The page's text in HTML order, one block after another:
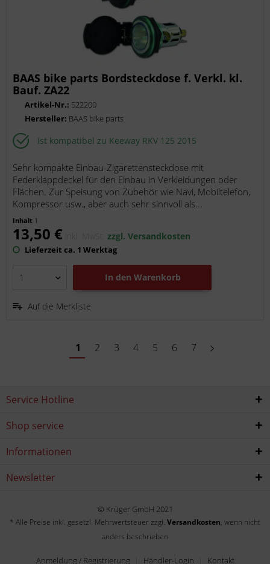
BAAS bike parts Bordsteckdose f. Verkl. kl.
Bauf. ZA22
Artikel-Nr.: 522200
Hersteller: BAAS bike parts
Ist kompatibel zu Keeway RKV 125 2015
Sehr kompakte Einbau-Zigarettensteckdose mit
Federklappdeckel für den Einbau in Verkleidungen oder
Flächen. Zur Speisung von Zubehör wie Navi, Mobiltelefon,
Kompressor usw., aber auch sehr sinnvoll als...
Inhalt 1
13,50 € inkl. MwSt.zzgl. Versandkosten
Lieferzeit ca. 1 Werktag
In den Warenkorb
Auf die Merkliste
1 2 3 4 5 6 7
Service Hotline
Shop service
Informationen
Newsletter
© Krüger GmbH 2021
* Alle Preise inkl. gesetzl. Mehrwertsteuer zzgl. Versandkosten, wenn nicht
anders beschrieben
Anmeldung / Registrierung Händler-Login Kontakt